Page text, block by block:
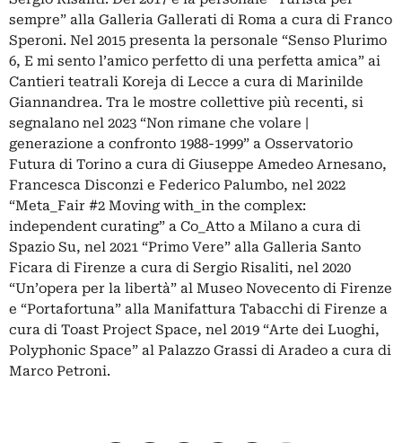
sempre” alla Galleria Gallerati di Roma a cura di Franco
Speroni. Nel 2015 presenta la personale “Senso Plurimo
6, E mi sento l’amico perfetto di una perfetta amica” ai
Cantieri teatrali Koreja di Lecce a cura di Marinilde
Giannandrea. Tra le mostre collettive più recenti, si
segnalano nel 2023 “Non rimane che volare |
generazione a confronto 1988-1999” a Osservatorio
Futura di Torino a cura di Giuseppe Amedeo Arnesano,
Francesca Disconzi e Federico Palumbo, nel 2022
“Meta_Fair #2 Moving with_in the complex:
independent curating” a Co_Atto a Milano a cura di
Spazio Su, nel 2021 “Primo Vere” alla Galleria Santo
Ficara di Firenze a cura di Sergio Risaliti, nel 2020
“Un’opera per la libertà” al Museo Novecento di Firenze
e “Portafortuna” alla Manifattura Tabacchi di Firenze a
cura di Toast Project Space, nel 2019 “Arte dei Luoghi,
Polyphonic Space” al Palazzo Grassi di Aradeo a cura di
Marco Petroni.